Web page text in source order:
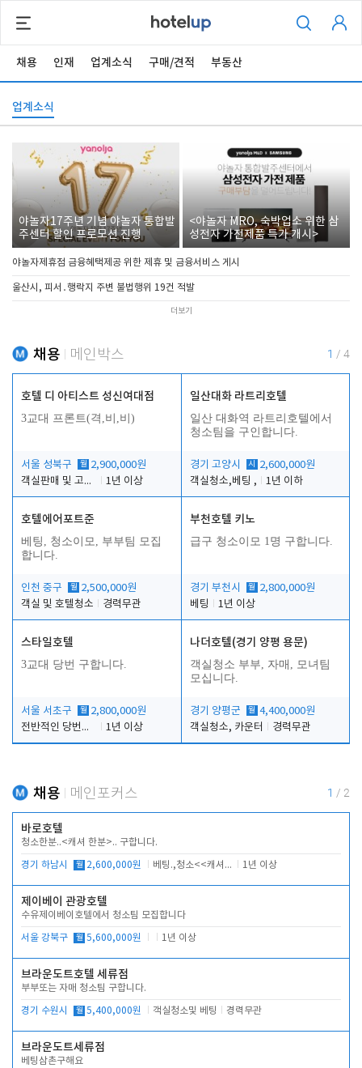
채용 인재 업계소식 구매/견적 부동산
업계소식
야놀자17주년 기념 야놀자 통합발
주센터 할인 프로모션 진행
<야놀자 MRO, 숙박업소 위한 삼
성전자 가전제품 특가 개시>
야놀자제휴점 금융혜택제공 위한 제휴 및 금융서비스 게시
울산시, 피서․행락지 주변 불법행위 19건 적발
더보기
채용 메인박스 1 / 4
호텔 디 아티스트 성신여대점
3교대 프론트(격,비,비)
서울 성북구 월 2,900,000원
객실판매 및 고객응대
1년 이상
일산대화 라트리호텔
일산 대화역 라트리호텔에서
청소팀을 구인합니다.
경기 고양시 시
2,600,000원
객실청소,베팅 ,
1년 이하
호텔에어포트준
베팅, 청소이모, 부부팀 모집
합니다.
인천 중구 월 2,500,000원
객실 및 호텔청소
경력무관
부천호텔 키노
급구 청소이모 1명 구합니다.
경기 부천시 월 2,800,000원
베팅
1년 이상
스타일호텔
3교대 당번 구합니다.
서울 서초구 월 2,800,000원
전반적인 당번업무
1년 이상
나더호텔(경기 양평 용문)
객실청소 부부, 자매, 모녀팀
모십니다.
경기 양평군 월 4,400,000원
객실청소, 카운터
경력무관
채용 메인포커스 1 / 2
바로호텔
청소한분..<캐셔 한분>.. 구합니다.
경기 하남시 월 2,600,000원 베팅.,청소<<캐셔 모셔봅니다. 1년 이상
제이베이 관광호텔
수유제이베이호텔에서 청소팀 모집합니다
서울 강북구 월 5,600,000원 1년 이상
브라운도트호텔 세류점
부부또는 자매 청소팀 구합니다.
경기 수원시 월 5,400,000원 객실청소및 베팅 경력무관
브라운도트세류점
베팅삼촌구해요